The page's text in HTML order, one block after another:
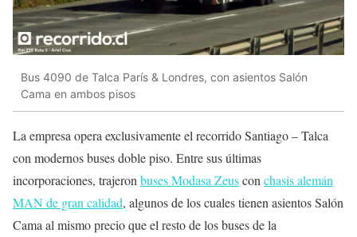
Bus 4090 de Talca París & Londres, con asientos Salón
Cama en ambos pisos
La empresa opera exclusivamente el recorrido Santiago – Talca
con modernos buses doble piso. Entre sus últimas
incorporaciones, trajeron buses Modasa Zeuscon chasis alemán
MAN de gran calidad, algunos de los cuales tienen asientos Salón
Cama al mismo precio que el resto de los buses de la